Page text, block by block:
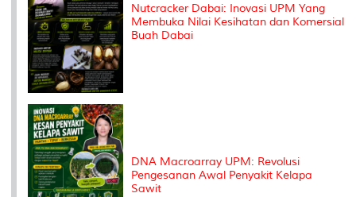
Nutcracker Dabai: Inovasi UPM Yang
Membuka Nilai Kesihatan dan Komersial
Buah Dabai
DNA Macroarray UPM: Revolusi
Pengesanan Awal Penyakit Kelapa
Sawit